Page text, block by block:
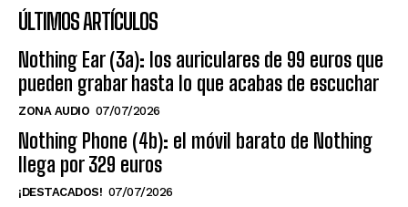
ÚLTIMOS ARTÍCULOS
Nothing Ear (3a): los auriculares de 99 euros que
pueden grabar hasta lo que acabas de escuchar
ZONA AUDIO 07/07/2026
Nothing Phone (4b): el móvil barato de Nothing
llega por 329 euros
¡DESTACADOS! 07/07/2026